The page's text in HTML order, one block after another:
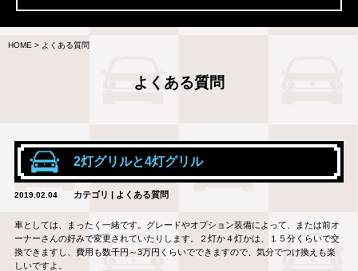
HOME > よくある質問
よくある質問
2灯グリルと4灯グリル
2019.02.04 カテゴリ | よくある質問
車としては、まったく一緒です。グレードやオプション装備によって、または前オ
ーナーさんの好みで変更されていたりします。２灯か４灯かは、１５分くらいで交
換できますし、費用も数千円～3万円くらいでできますので、気分でつけ換えも楽
しいですよ。